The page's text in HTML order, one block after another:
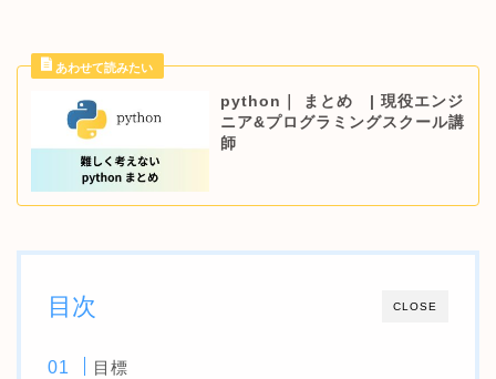
python｜ まとめ | 現役エンジ
ニア&プログラミングスクール講
師
CLOSE
目次
目標